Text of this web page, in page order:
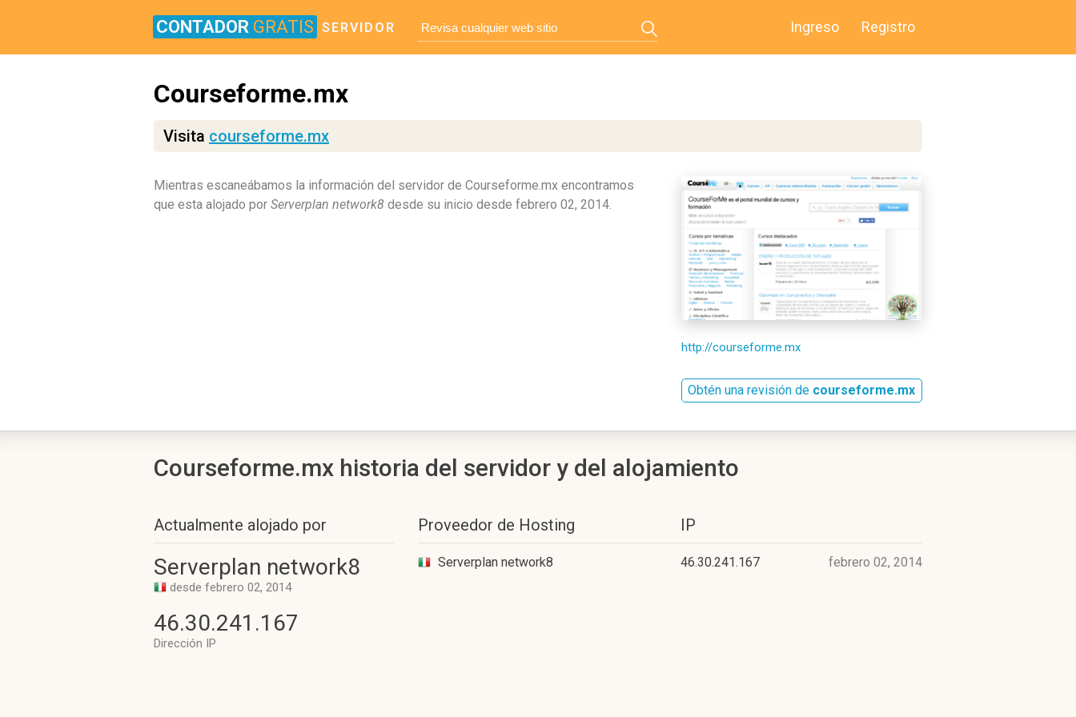
CONTADOR GRATIS SERVIDOR Ingreso Registro
Courseforme.mx
Visita courseforme.mx
Mientras escaneábamos la información del servidor de Courseforme.mx encontramos
que esta alojado por Serverplan network8 desde su inicio desde febrero 02, 2014.
http://courseforme.mx
Obtén una revisión de courseforme.mx
Courseforme.mx historia del servidor y del alojamiento
Actualmente alojado por
Serverplan network8
desde febrero 02, 2014
46.30.241.167
Dirección IP
Proveedor de Hosting IP
Serverplan network8 46.30.241.167 febrero 02, 2014